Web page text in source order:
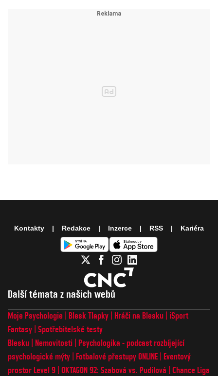
Další témata z našich webů
Moje Psychologie Blesk Tlapky Hráči na Blesku
iSport
Fantasy Spotřebitelské testy
Blesku
Nemovitosti
Psychologika - podcast rozbíjející
psychologické mýty
Fotbalové přestupy ONLINE
Eventový
prostor Level 9 OKTAGON 92: Szabová vs. Pudilová
Chance Liga
Kontakty Redakce Inzerce RSS Kariéra